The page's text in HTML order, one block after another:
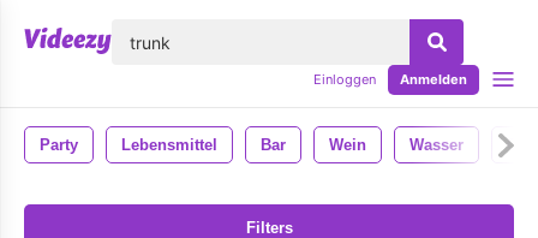
Einloggen Anmelden
Party Lebensmittel Bar Wein Wasser
Filters